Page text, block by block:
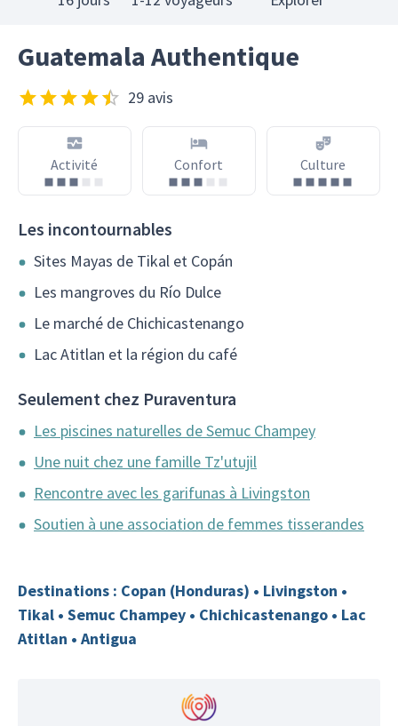
Guatemala Authentique
29 avis
Activité Confort Culture
Les incontournables
Sites Mayas de Tikal et Copán
Les mangroves du Río Dulce
Le marché de Chichicastenango
Lac Atitlan et la région du café
Seulement chez Puraventura
Les piscines naturelles de Semuc Champey
Une nuit chez une famille Tz'utujil
Rencontre avec les garifunas à Livingston
Soutien à une association de femmes tisserandes
Destinations : Copan (Honduras) • Livingston •
Tikal • Semuc Champey • Chichicastenango • Lac
Atitlan • Antigua